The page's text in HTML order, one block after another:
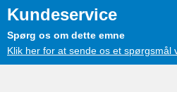
Kundeservice
Spørg os om dette emne
Klik her for at sende os et spørgsmål